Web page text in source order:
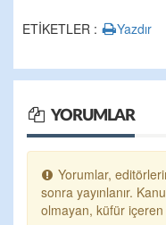
ETİKETLER : Yazdır
YORUMLAR
Yorumlar,
sonra yayınlanır.
olmayan, küfür